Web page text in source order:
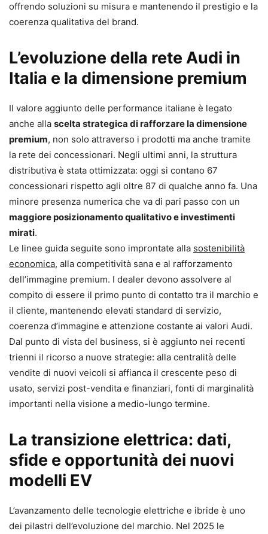
offrendo soluzioni su misura e mantenendo il prestigio e la
coerenza qualitativa del brand.
L’evoluzione della rete Audi in
Italia e la dimensione premium
Il valore aggiunto delle performance italiane è legato
anche alla scelta strategica di rafforzare la dimensione
premium, non solo attraverso i prodotti ma anche tramite
la rete dei concessionari. Negli ultimi anni, la struttura
distributiva è stata ottimizzata: oggi si contano 67
concessionari rispetto agli oltre 87 di qualche anno fa. Una
minore presenza numerica che va di pari passo con un
maggiore posizionamento qualitativo e investimenti
mirati.
Le linee guida seguite sono improntate alla sostenibilità
economica, alla competitività sana e al rafforzamento
dell’immagine premium. I dealer devono assolvere al
compito di essere il primo punto di contatto tra il marchio e
il cliente, mantenendo elevati standard di servizio,
coerenza d’immagine e attenzione costante ai valori Audi.
Dal punto di vista del business, si è aggiunto nei recenti
trienni il ricorso a nuove strategie: alla centralità delle
vendite di nuovi veicoli si affianca il crescente peso di
usato, servizi post-vendita e finanziari, fonti di marginalità
importanti nella visione a medio-lungo termine.
La transizione elettrica: dati,
sfide e opportunità dei nuovi
modelli EV
L’avanzamento delle tecnologie elettriche e ibride è uno
dei pilastri dell’evoluzione del marchio. Nel 2025 le